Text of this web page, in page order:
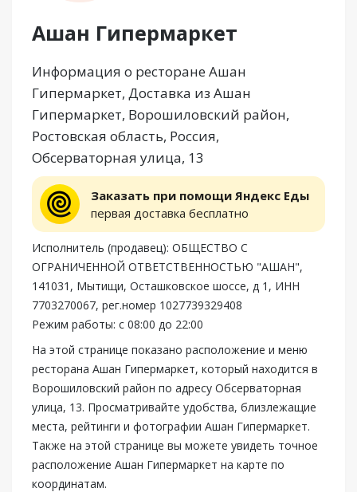
Ашан Гипермаркет
Информация о ресторане Ашан
Гипермаркет, Доставка из Ашан
Гипермаркет, Ворошиловский район,
Ростовская область, Россия,
Обсерваторная улица, 13
Заказать при помощи Яндекс Еды
первая доставка бесплатно
Исполнитель (продавец): ОБЩЕСТВО С
ОГРАНИЧЕННОЙ ОТВЕТСТВЕННОСТЬЮ "АШАН",
141031, Мытищи, Осташковское шоссе, д 1, ИНН
7703270067, рег.номер 1027739329408
Режим работы: с 08:00 до 22:00
На этой странице показано расположение и меню
ресторана Ашан Гипермаркет, который находится в
Ворошиловский район по адресу Обсерваторная
улица, 13. Просматривайте удобства, близлежащие
места, рейтинги и фотографии Ашан Гипермаркет.
Также на этой странице вы можете увидеть точное
расположение Ашан Гипермаркет на карте по
координатам.